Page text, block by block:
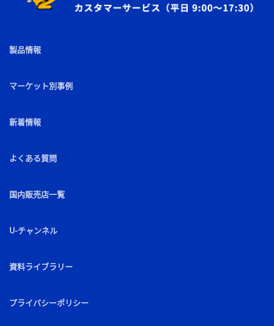
製品情報
マーケット別事例
新着情報
よくある質問
国内販売店一覧
U-チャンネル
資料ライブラリー
プライバシーポリシー